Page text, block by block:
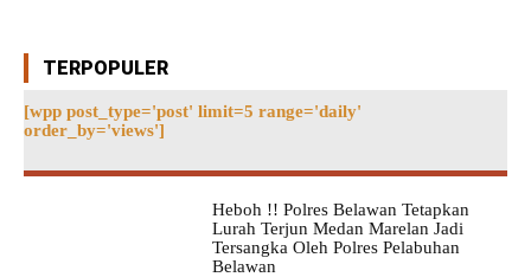
TERPOPULER
[wpp post_type='post' limit=5 range='daily'
order_by='views']
Heboh !! Polres Belawan Tetapkan
Lurah Terjun Medan Marelan Jadi
Tersangka Oleh Polres Pelabuhan
Belawan